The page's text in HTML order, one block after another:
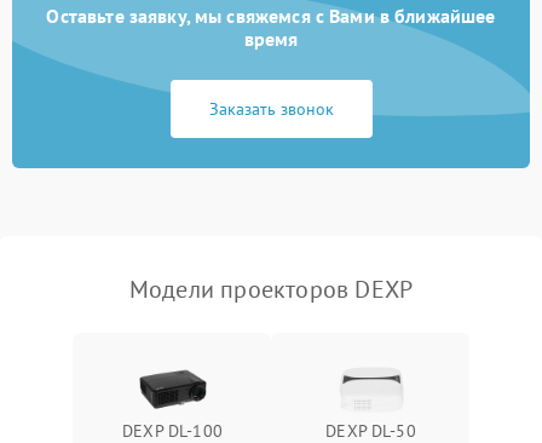
Неравномерная подсветка
4500 ₽ Подробнее →
автоматическая коррекция
трапеции (Keystone)
3000 ₽ Подробнее →
Оставьте заявку, мы свяжемся с Вами в ближайшее
время
Заказать звонок
Модели проекторов DEXP
DEXP DL-100 DEXP DL-50